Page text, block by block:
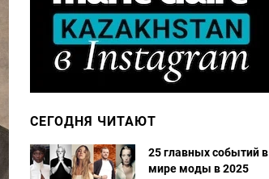
СЕГОДНЯ ЧИТАЮТ
25 главных событий в
мире моды в 2025